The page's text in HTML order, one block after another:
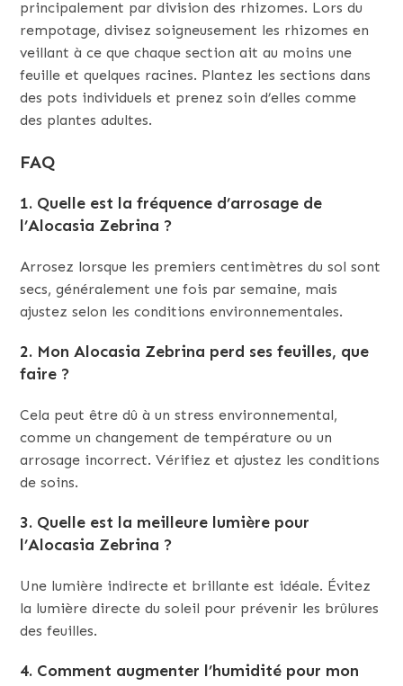
principalement par division des rhizomes. Lors du
rempotage, divisez soigneusement les rhizomes en
veillant à ce que chaque section ait au moins une
feuille et quelques racines. Plantez les sections dans
des pots individuels et prenez soin d’elles comme
des plantes adultes.
FAQ
1. Quelle est la fréquence d’arrosage de
l’Alocasia Zebrina ?
Arrosez lorsque les premiers centimètres du sol sont
secs, généralement une fois par semaine, mais
ajustez selon les conditions environnementales.
2. Mon Alocasia Zebrina perd ses feuilles, que
faire ?
Cela peut être dû à un stress environnemental,
comme un changement de température ou un
arrosage incorrect. Vérifiez et ajustez les conditions
de soins.
3. Quelle est la meilleure lumière pour
l’Alocasia Zebrina ?
Une lumière indirecte et brillante est idéale. Évitez
la lumière directe du soleil pour prévenir les brûlures
des feuilles.
4. Comment augmenter l’humidité pour mon